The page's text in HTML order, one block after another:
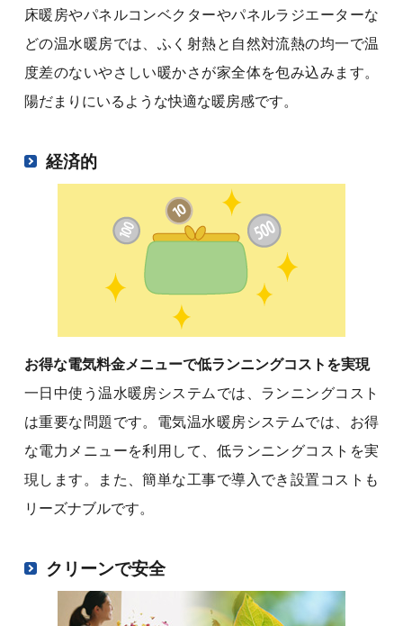
床暖房やパネルコンベクターやパネルラジエーターな
どの温水暖房では、ふく射熱と自然対流熱の均一で温
度差のないやさしい暖かさが家全体を包み込みます。
陽だまりにいるような快適な暖房感です。
経済的
お得な電気料金メニューで低ランニングコストを実現
一日中使う温水暖房システムでは、ランニングコスト
は重要な問題です。電気温水暖房システムでは、お得
な電力メニューを利用して、低ランニングコストを実
現します。また、簡単な工事で導入でき設置コストも
リーズナブルです。
クリーンで安全